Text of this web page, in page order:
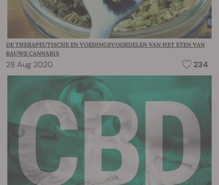
DE THERAPEUTISCHE EN VOEDINGSVOORDELEN VAN HET ETEN VAN
RAUWE CANNABIS
28 Aug 2020 234